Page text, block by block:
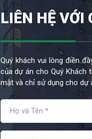
LIÊN HỆ VỚI
Quý khách vui lòng điền
của dự án cho Quý Khách
mật và chỉ sử dụng cho dự